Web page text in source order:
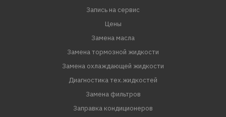
Запись на сервис
Цены
Замена масла
Замена тормозной жидкости
Замена охлаждающей жидкости
Диагностика тех.жидкостей
Замена фильтров
Заправка кондиционеров